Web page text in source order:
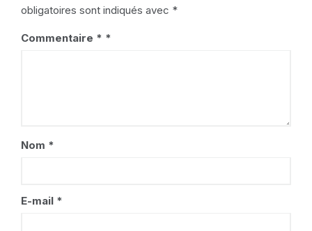
obligatoires sont indiqués avec *
Commentaire *
Nom *
E-mail *